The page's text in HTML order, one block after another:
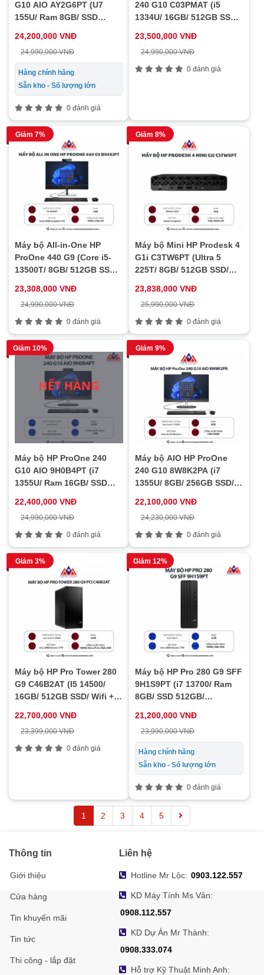
G10 AIO AY2G6PT (U7
155U/ Ram 8GB/ SSD
1Y)
24,200,000 VNĐ
24,990,000 VNĐ
Hàng chính hãng
Sẵn kho - Số lượng lớn
0 đánh giá
240 G10 C03PMAT (i5
1334U/ 16GB/ 512GB SSD/
23,500,000 VNĐ
24,990,000 VNĐ
0 đánh giá
Giảm 7%
Máy bộ All-in-One HP
ProOne 440 G9 (Core i5-
13500T/ 8GB/ 512GB SSD/
23,308,000 VNĐ
24,990,000 VNĐ
0 đánh giá
Giảm 8%
Máy bộ Mini HP Prodesk 4
G1i C3TW6PT (Ultra 5
225T/ 8GB/ 512GB SSD/
23,838,000 VNĐ
25,990,000 VNĐ
0 đánh giá
Giảm 10%
Máy bộ HP ProOne 240
G10 AIO 9H0B4PT (i7
1355U/ Ram 16GB/ SSD
22,400,000 VNĐ
24,990,000 VNĐ
0 đánh giá
Giảm 9%
Máy bộ AIO HP ProOne
240 G10 8W8K2PA (i7
1355U/ 8GB/ 256GB SSD/
Win11/ 1Y)
22,100,000 VNĐ
24,230,000 VNĐ
0 đánh giá
Giảm 3%
Máy bộ HP Pro Tower 280
G9 C46B2AT (I5 14500/
16GB/ 512GB SSD/ Wifi +
22,700,000 VNĐ
23,399,000 VNĐ
0 đánh giá
Giảm 12%
Máy bộ HP Pro 280 G9 SFF
9H1S9PT (i7 13700/ Ram
8GB/ SSD 512GB/
21,200,000 VNĐ
23,990,000 VNĐ
Hàng chính hãng
Sẵn kho - Số lượng lớn
0 đánh giá
1 2 3 4 5
Thông tin
Giới thiệu
Cửa hàng
Tin khuyến mãi
Tin tức
Thi công - lắp đặt
Liên hệ
Hotline Mr Lộc: 0903.122.557
KD Máy Tính Ms Vân:
0908.112.557
KD Dự Án Mr Thành:
0908.333.074
Hỗ trợ Kỹ Thuật Minh Anh: